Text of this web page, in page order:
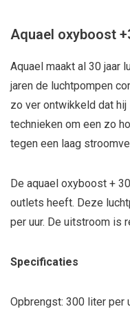
Aquael oxyboost
Aquael maakt al 30 jaar
jaren de luchtpompen
zo ver ontwikkeld dat
technieken om een zo
tegen een laag
De aquael oxyboost +
outlets heeft. Deze
per uur. De uitstroom is
Specificaties
Opbrengst: 300 liter per